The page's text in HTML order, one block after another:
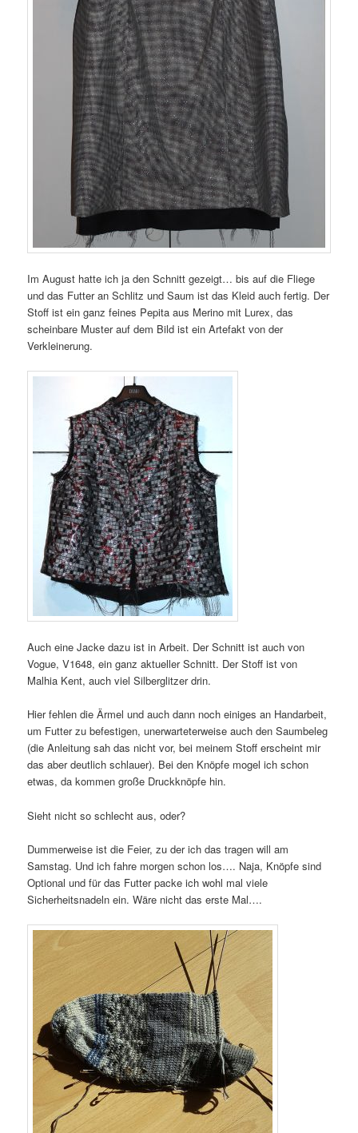
Im August hatte ich ja den Schnitt gezeigt… bis auf die Fliege
und das Futter an Schlitz und Saum ist das Kleid auch fertig. Der
Stoff ist ein ganz feines Pepita aus Merino mit Lurex, das
scheinbare Muster auf dem Bild ist ein Artefakt von der
Verkleinerung.
Auch eine Jacke dazu ist in Arbeit. Der Schnitt ist auch von
Vogue, V1648, ein ganz aktueller Schnitt. Der Stoff ist von
Malhia Kent, auch viel Silberglitzer drin.
Hier fehlen die Ärmel und auch dann noch einiges an Handarbeit,
um Futter zu befestigen, unerwarteterweise auch den Saumbeleg
(die Anleitung sah das nicht vor, bei meinem Stoff erscheint mir
das aber deutlich schlauer). Bei den Knöpfe mogel ich schon
etwas, da kommen große Druckknöpfe hin.
Sieht nicht so schlecht aus, oder?
Dummerweise ist die Feier, zu der ich das tragen will am
Samstag. Und ich fahre morgen schon los…. Naja, Knöpfe sind
Optional und für das Futter packe ich wohl mal viele
Sicherheitsnadeln ein. Wäre nicht das erste Mal….